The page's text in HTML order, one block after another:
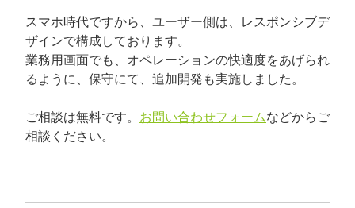
スマホ時代ですから、ユーザー側は、レスポンシブデ
ザインで構成しております。
業務用画面でも、オペレーションの快適度をあげられ
るように、保守にて、追加開発も実施しました。
ご相談は無料です。 お問い合わせフォームなどからご
相談ください。